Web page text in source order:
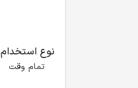
نوع استخدام
تمام وقت